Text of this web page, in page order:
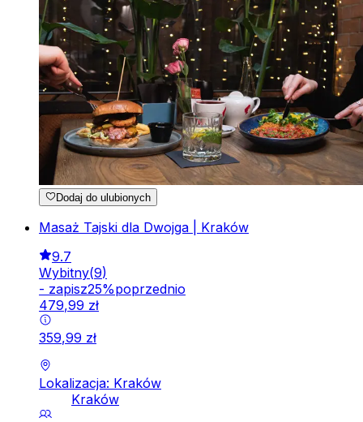
Dodaj do ulubionych
Masaż Tajski dla Dwojga | Kraków
9.7
Wybitny(9)
- zapisz25%poprzednio
479,99 zł
359,99 zł
Lokalizacja: Kraków
Kraków